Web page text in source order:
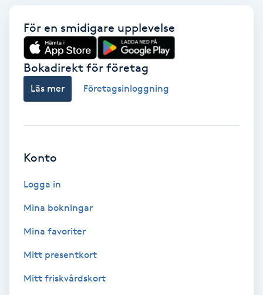
Triggerpunktsmassage
Trådning
Vampyrbehandling
För en smidigare upplevelse
Bokadirekt för företag
Läs mer Företagsinloggning
Konto
Logga in
Mina bokningar
Mina favoriter
Mitt presentkort
Mitt friskvårdskort